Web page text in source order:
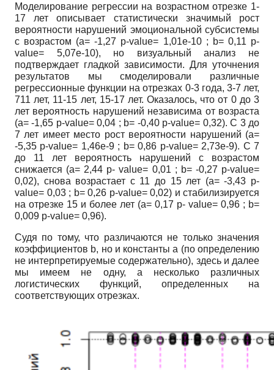
Моделирование регрессии на возрастном отрезке 1-
17 лет описывает статистически значимый рост
вероятности нарушений эмоциональной субсистемы
с возрастом (a= -1,27 p-value= 1,01e-10 ; b= 0,11 p-
value= 5,07e-10), но визуальный анализ не
подтверждает гладкой зависимости. Для уточнения
результатов мы смоделировали различные
регрессионные функции на отрезках 0-3 года, 3-7 лет,
7­11 лет, 11-15 лет, 15-17 лет. Оказалось, что от 0 до 3
лет вероятность нарушений независима от возраста
(a= -1,65 p-value= 0,04 ; b= -0,40 p-value= 0,32). С 3 до
7 лет имеет место рост вероятности нарушений (a=
-5,35 p-value= 1,46e-9 ; b= 0,86 p-value= 2,73e-9). С 7
до 11 лет вероятность нарушений с возрастом
снижается (a= 2,44 p-value= 0,01 ; b= -0,27 p-value=
0,02), снова возрастает с 11 до 15 лет (a= -3,43 p-
value= 0,03 ; b= 0,26 p-value= 0,02) и стабилизируется
на отрезке 15 и более лет (a= 0,17 p- value= 0,96 ; b=
0,009 p-value= 0,96).
Судя по тому, что различаются не только значения
коэффициентов b, но и константыa (по определению
не интерпретируемые содержательно), здесь и далее
мы имеем не одну, а несколько различных
логистических функций, определенных на
соответствующих отрезках.